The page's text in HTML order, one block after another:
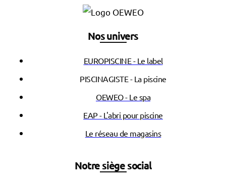
Nos univers
EUROPISCINE - Le label
PISCINAGISTE - La piscine
OEWEO - Le spa
EAP - L'abri pour piscine
Le réseau de magasins
Notre siège social